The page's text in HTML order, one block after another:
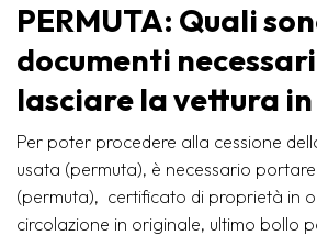
PERMUTA: Quali
documenti
lasciare la vettura
Per poter procedere alla cessione
usata (permuta), è necessario
(permuta), certificato di proprietà in
circolazione in originale, ultimo bollo